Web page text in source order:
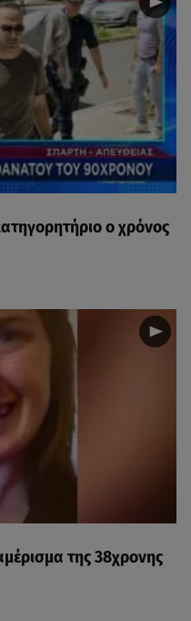
ο χρόνος
της 38χρονης